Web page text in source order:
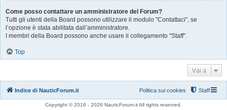
Come posso contattare un amministratore del Forum?
Tutti gli utenti della Board possono utilizzare il modulo "Contattaci", se
l’opzione è stata abilitata dall’amministratore.
I membri della Board possono anche usare il collegamento "Staff".
Top
Vai a
Indice di NauticForum.it Staff
Politica sui cookies
Copyright © 2016 - 2026 NauticForum.it All rights reserved.